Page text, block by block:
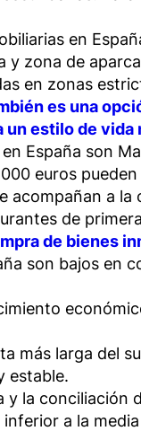
en
y zona de
en zonas
es una
estilo de vida
España son
euros
acompañan a
de
de bienes
son bajos en
más larga del
estable.
y la
a la